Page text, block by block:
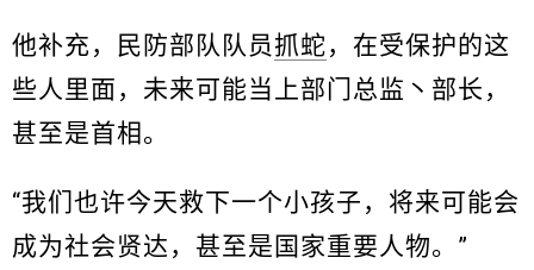
他补充，民防部队队员抓蛇，在受保护的这
些人里面，未来可能当上部门总监丶部长，
甚至是首相。
“我们也许今天救下一个小孩子，将来可能会
成为社会贤达，甚至是国家重要人物。”